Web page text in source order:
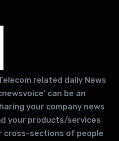
related daily News
can be an
your company news
your products/services
sections of people